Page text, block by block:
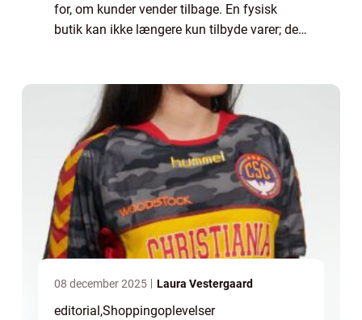
for, om kunder vender tilbage. En fysisk
butik kan ikke længere kun tilbyde varer; den
08 december 2025 Laura Vestergaard
editorial,Shoppingoplevelser